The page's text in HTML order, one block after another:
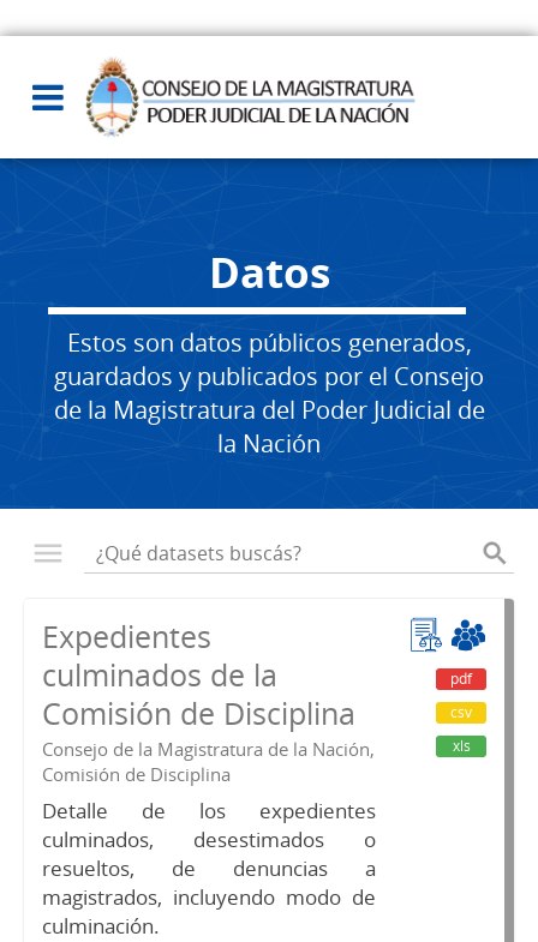
Datos
Estos son datos públicos generados,
guardados y publicados por el Consejo
de la Magistratura del Poder Judicial de
la Nación
Expedientes
culminados de la
Comisión de Disciplina
Consejo de la Magistratura de la Nación,
Comisión de Disciplina
Detalle de los expedientes
culminados, desestimados o
resueltos, de denuncias a
magistrados, incluyendo modo de
culminación.
pdf
csv
xls